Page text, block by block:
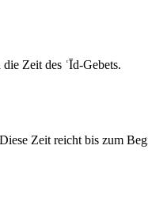
Zeit des ʿĪd-Gebets.
Zeit reicht bis zum